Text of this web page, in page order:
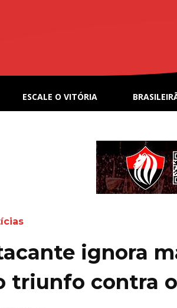
ESCALE O VITÓRIA
ignora
triunfo contra